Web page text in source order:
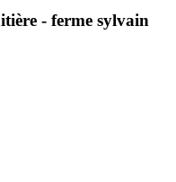
- ferme sylvain